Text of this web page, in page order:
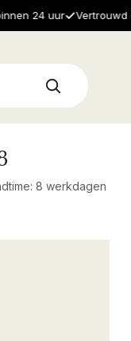
24 uur Vertrouwd
8 werkdagen